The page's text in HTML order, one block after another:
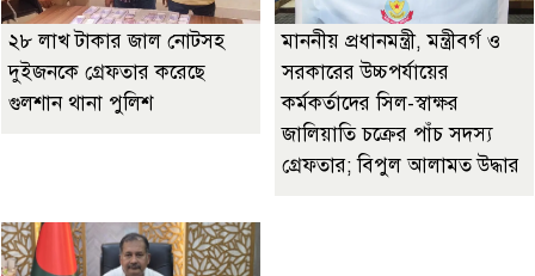
২৮ লাখ টাকার জাল নোটসহ
দুইজনকে গ্রেফতার করেছে
গুলশান থানা পুলিশ
মাননীয় প্রধানমন্ত্রী, মন্ত্রীবর্গ ও
সরকারের উচ্চপর্যায়ের
কর্মকর্তাদের সিল-স্বাক্ষর
জালিয়াতি চক্রের পাঁচ সদস্য
গ্রেফতার; বিপুল আলামত উদ্ধার